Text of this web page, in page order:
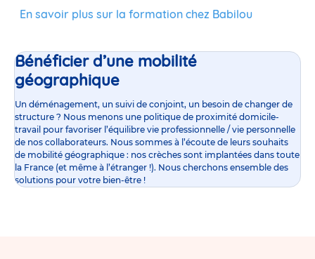
En savoir plus sur la formation chez Babilou
Bénéficier d’une mobilité
géographique
Un déménagement, un suivi de conjoint, un besoin de changer de
structure ? Nous menons une politique de proximité domicile-
travail pour favoriser l’équilibre vie professionnelle / vie personnelle
de nos collaborateurs. Nous sommes à l’écoute de leurs souhaits
de mobilité géographique : nos crèches sont implantées dans toute
la France (et même à l’étranger !). Nous cherchons ensemble des
solutions pour votre bien-être !